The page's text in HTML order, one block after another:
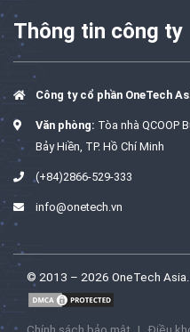
Thông tin công ty
Công ty cổ phần OneTech
Văn phòng: Tòa nhà QCOOP
Bảy Hiền, TP. Hồ Chí Minh
(+84)2866-529-333
info@onetech.vn
© 2013 – 2026 OneTech